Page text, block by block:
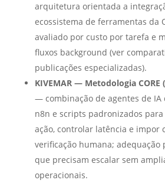
arquitetura orientada a
ecossistema de ferramentas da
avaliado por custo por tarefa e
fluxos background (ver
publicações especializadas).
KIVEMAR — Metodologia
— combinação de agentes de IA
n8n e scripts padronizados
ação, controlar latência e impor
verificação humana; adequação
que precisam escalar sem
operacionais.